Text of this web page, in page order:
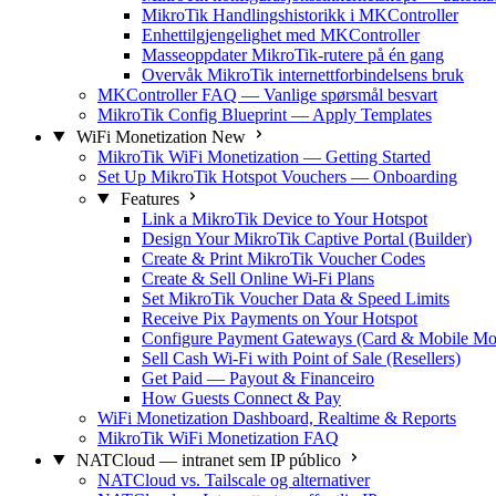
MikroTik Handlingshistorikk i MKController
Enhettilgjengelighet med MKController
Masseoppdater MikroTik-rutere på én gang
Overvåk MikroTik internettforbindelsens bruk
MKController FAQ — Vanlige spørsmål besvart
MikroTik Config Blueprint — Apply Templates
WiFi Monetization New
MikroTik WiFi Monetization — Getting Started
Set Up MikroTik Hotspot Vouchers — Onboarding
Features
Link a MikroTik Device to Your Hotspot
Design Your MikroTik Captive Portal (Builder)
Create & Print MikroTik Voucher Codes
Create & Sell Online Wi-Fi Plans
Set MikroTik Voucher Data & Speed Limits
Receive Pix Payments on Your Hotspot
Configure Payment Gateways (Card & Mobile
Sell Cash Wi-Fi with Point of Sale (Resellers)
Get Paid — Payout & Financeiro
How Guests Connect & Pay
WiFi Monetization Dashboard, Realtime & Reports
MikroTik WiFi Monetization FAQ
NATCloud — intranet sem IP público
NATCloud vs. Tailscale og alternativer